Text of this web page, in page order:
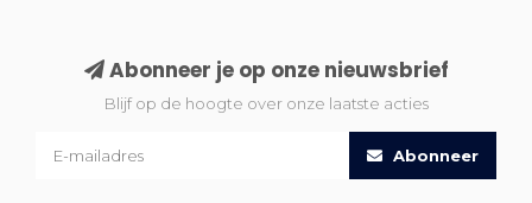
Abonneer je op onze nieuwsbrief
Blijf op de hoogte over onze laatste acties
Abonneer